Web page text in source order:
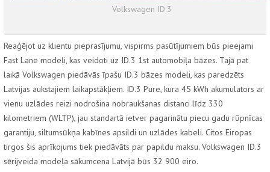
Volkswagen ID.3
Reaģējot uz klientu pieprasījumu, vispirms pasūtījumiem būs pieejami
Fast Lane modeļi, kas veidoti uz ID.3 1st automobiļa bāzes. Tajā pat
laikā Volkswagen piedāvās īpašu ID.3 bāzes modeli, kas paredzēts
Latvijas aukstajiem laikapstākļiem. ID.3 Pure, kura 45 kWh akumulators ar
vienu uzlādes reizi nodrošina nobraukšanas distanci līdz 330
kilometriem (WLTP), jau standartā ietver pagarinātu piecu gadu rūpnīcas
garantiju, siltumsūkņa kabīnes apsildi un uzlādes kabeli. Citos Eiropas
tirgos šis aprīkojums tiek piedāvāts par papildu maksu. Volkswagen ID.3
sērijveida modeļa sākumcena Latvijā būs 32 900 eiro.